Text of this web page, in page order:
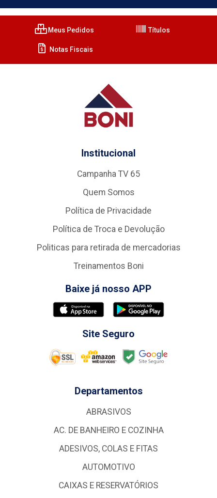
Meus Pedidos Títulos
Notas Fiscais
Institucional
Campanha TV 65
Quem Somos
Política de Privacidade
Política de Troca e Devolução
Politicas para retirada de mercadorias
Treinamentos Boni
Baixe já nosso APP
Site Seguro
Departamentos
ABRASIVOS
AC. DE BANHEIRO E COZINHA
ADESIVOS, COLAS E FITAS
AUTOMOTIVO
CAIXAS E RESERVATÓRIOS